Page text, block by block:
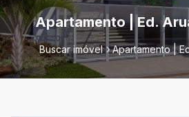
Apartamento | Ed.
Buscar imóvel Apartamento |